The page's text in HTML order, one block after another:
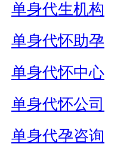
单身代生机构
单身代怀助孕
单身代怀中心
单身代怀公司
单身代孕咨询